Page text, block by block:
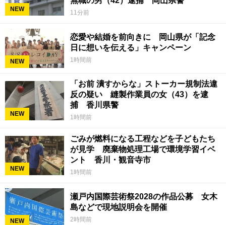
NEW 11分前
NEW
恋愛や結婚を前向きに 岡山県が「記念
日に想いを伝える」キャンペーン
1時間前
NEW
「お前 潰すからな」ストーカー規制法違
反の疑い 縫製作業員の女（43）を逮
捕 香川県警
1時間前
NEW
ごみが燃料になる工程などを子どもたち
が見学 廃棄物処理工場で環境学習イベ
ント 香川・観音寺市
1時間前
NEW
瀬戸内国際芸術祭2028の作品公募 女木
島などで現地説明会を開催
2時間前